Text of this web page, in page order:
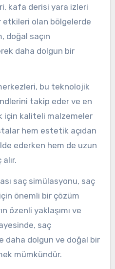
kafa derisi yara izleri
etkileri olan bölgelerde
doğal saçın
daha dolgun bir
bu teknolojik
takip eder ve en
için kaliteli malzemeler
hem estetik açıdan
ederken hem de uzun
saç simülasyonu, saç
önemli bir çözüm
özenli yaklaşımı ve
saç
daha dolgun ve doğal bir
mümkündür.